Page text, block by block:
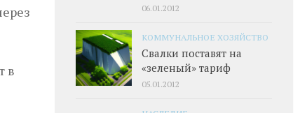
в
06.01.2012
КОММУНАЛЬНОЕ ХОЗЯЙСТВО
Свалки поставят на
«зеленый» тариф
05.01.2012